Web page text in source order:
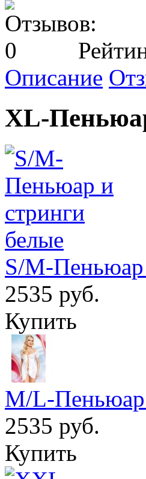
Описание
XL-
S/M-Пеньюар
2535 руб.
Купить
M/L-Пеньюар
2535 руб.
Купить